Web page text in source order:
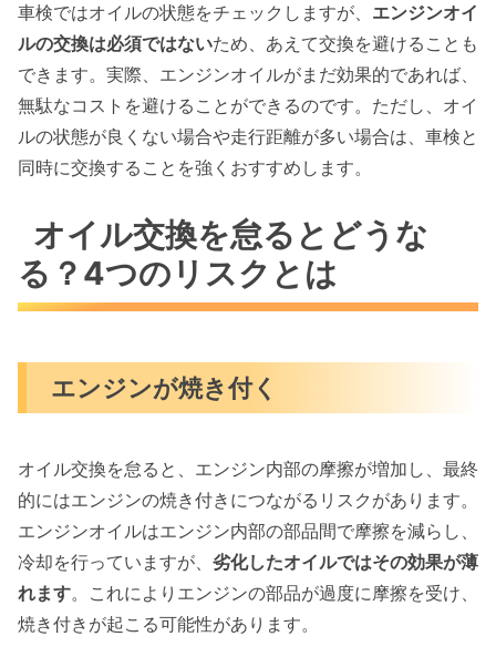
車検ではオイルの状態をチェックしますが、 エンジンオイ
ルの交換は必須ではないため、あえて交換を避けることも
できます。実際、エンジンオイルがまだ効果的であれば、
無駄なコストを避けることができるのです。ただし、オイ
ルの状態が良くない場合や走行距離が多い場合は、車検と
同時に交換することを強くおすすめします。
オイル交換を怠るとどうな
る？4つのリスクとは
エンジンが焼き付く
オイル交換を怠ると、エンジン内部の摩擦が増加し、最終
的にはエンジンの焼き付きにつながるリスクがあります。
エンジンオイルはエンジン内部の部品間で摩擦を減らし、
冷却を行っていますが、 劣化したオイルではその効果が薄
れます。これによりエンジンの部品が過度に摩擦を受け、
焼き付きが起こる可能性があります。